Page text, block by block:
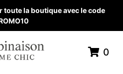
toute la boutique avec le code
0